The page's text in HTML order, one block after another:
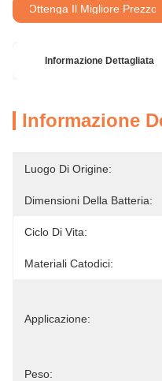
Ottenga Il Migliore Prezzo
Informazione Dettagliata
Informazione
Luogo Di Origine:
Dimensioni Della Batteria:
Ciclo Di Vita:
Materiali Catodici:
Applicazione:
Peso: